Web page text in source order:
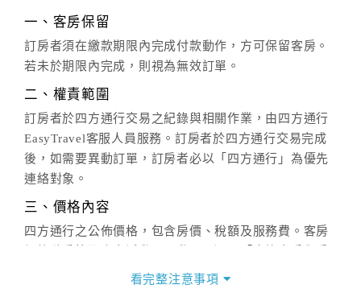
一、客房保留
訂房者須在繳款期限內完成付款動作，方可保留客房。
若未於期限內完成，則視為無效訂單。
二、權責範圍
訂房者於四方通行交易之紀錄與相關作業，由四方通行
EasyTravel客服人員服務。訂房者於四方通行交易完成
後，如需要異動訂單，訂房者必以「四方通行」為優先
連絡對象。
三、價格內容
四方通行之公佈價格，包含房價、稅額及服務費。客房
價」之當日價格為標準。
看完整注意事項